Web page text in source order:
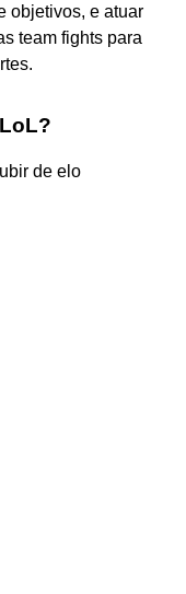
objetivos, e atuar
team fights para
de elo